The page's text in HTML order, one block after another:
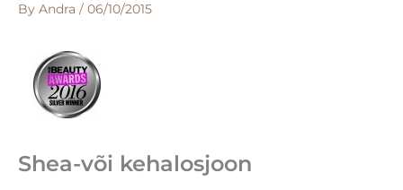
By Andra / 06/10/2015
Shea-või kehalosjoon